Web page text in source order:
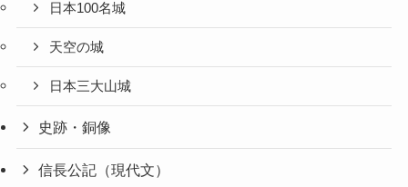
日本100名城
天空の城
日本三大山城
史跡・銅像
信長公記（現代文）